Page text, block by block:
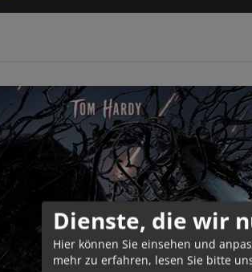
Dienste, die wir
Hier können Sie einsehen und
mehr zu erfahren, lesen Sie bitte